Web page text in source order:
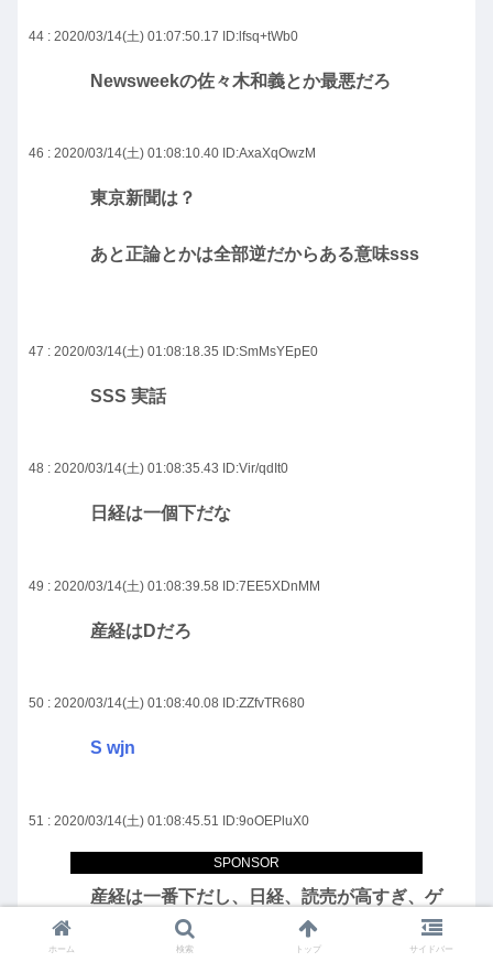
SPONSOR
44 : 2020/03/14(土) 01:07:50.17 ID:lfsq+tWb0
Newsweekの佐々木和義とか最悪だろ
46 : 2020/03/14(土) 01:08:10.40 ID:AxaXqOwzM
東京新聞は？
あと正論とかは全部逆だからある意味sss
47 : 2020/03/14(土) 01:08:18.35 ID:SmMsYEpE0
SSS 実話
48 : 2020/03/14(土) 01:08:35.43 ID:Vir/qdIt0
日経は一個下だな
49 : 2020/03/14(土) 01:08:39.58 ID:7EE5XDnMM
産経はDだろ
50 : 2020/03/14(土) 01:08:40.08 ID:ZZfvTR680
S wjn
51 : 2020/03/14(土) 01:08:45.51 ID:9oOEPluX0
産経は一番下だし、日経、読売が高すぎ、ゲ
ンダイ低すぎ
東京、赤旗がない
ホーム 検索 トップ サイドバー